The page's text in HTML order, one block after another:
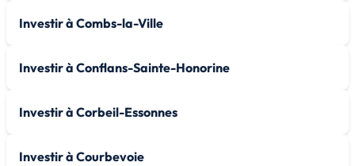
Investir à Combs-la-Ville
Investir à Conflans-Sainte-Honorine
Investir à Corbeil-Essonnes
Investir à Courbevoie